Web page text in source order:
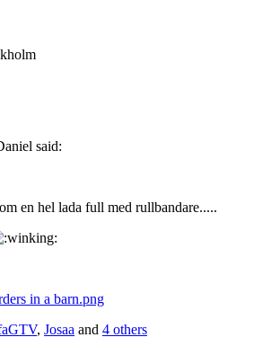
said:
en hel lada full med rullbandare.....
, Josaa and 4 others